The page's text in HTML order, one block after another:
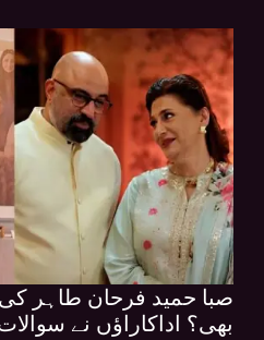
صبا حمید فرحان طاہر کی
بھی؟ اداکاراؤں نے سوالات